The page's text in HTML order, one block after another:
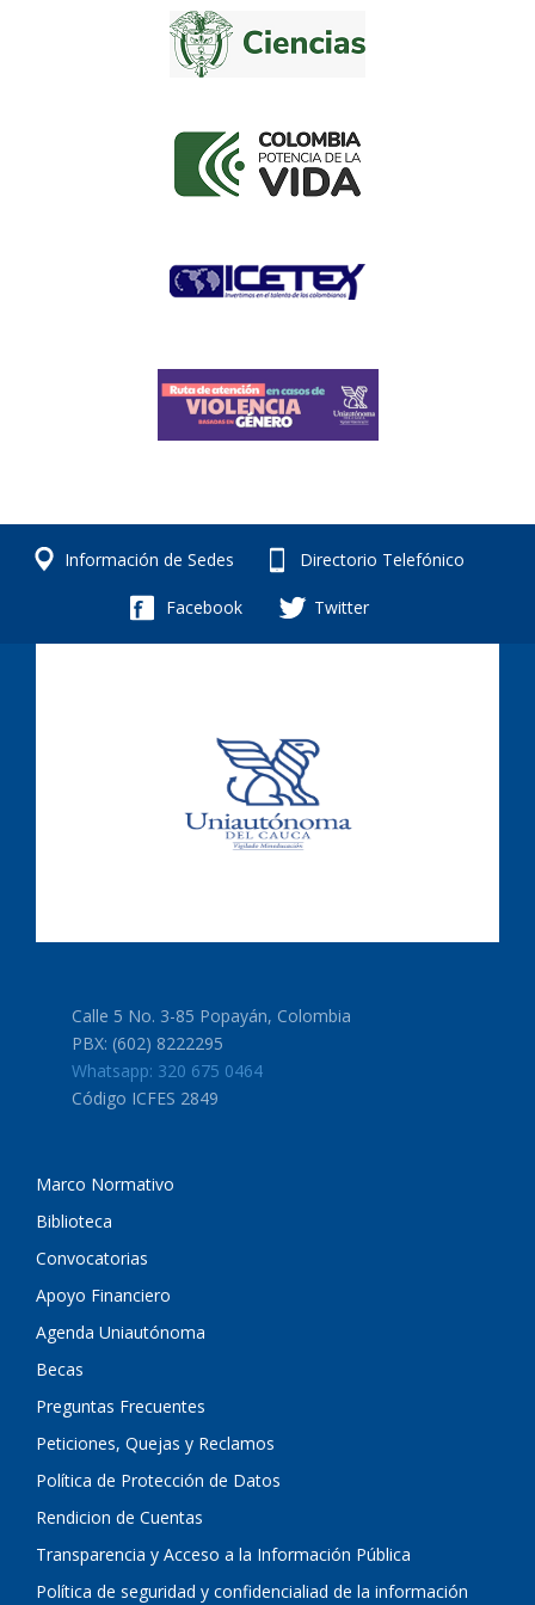
Información de Sedes Directorio Telefónico
Facebook Twitter
Calle 5 No. 3-85 Popayán, Colombia
PBX: (602) 8222295
Whatsapp: 320 675 0464
Código ICFES 2849
Marco Normativo
Biblioteca
Convocatorias
Apoyo Financiero
Agenda Uniautónoma
Becas
Preguntas Frecuentes
Peticiones, Quejas y Reclamos
Política de Protección de Datos
Rendicion de Cuentas
Transparencia y Acceso a la Información Pública
Política de seguridad y confidencialiad de la información